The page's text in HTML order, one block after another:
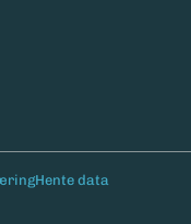
Hente data